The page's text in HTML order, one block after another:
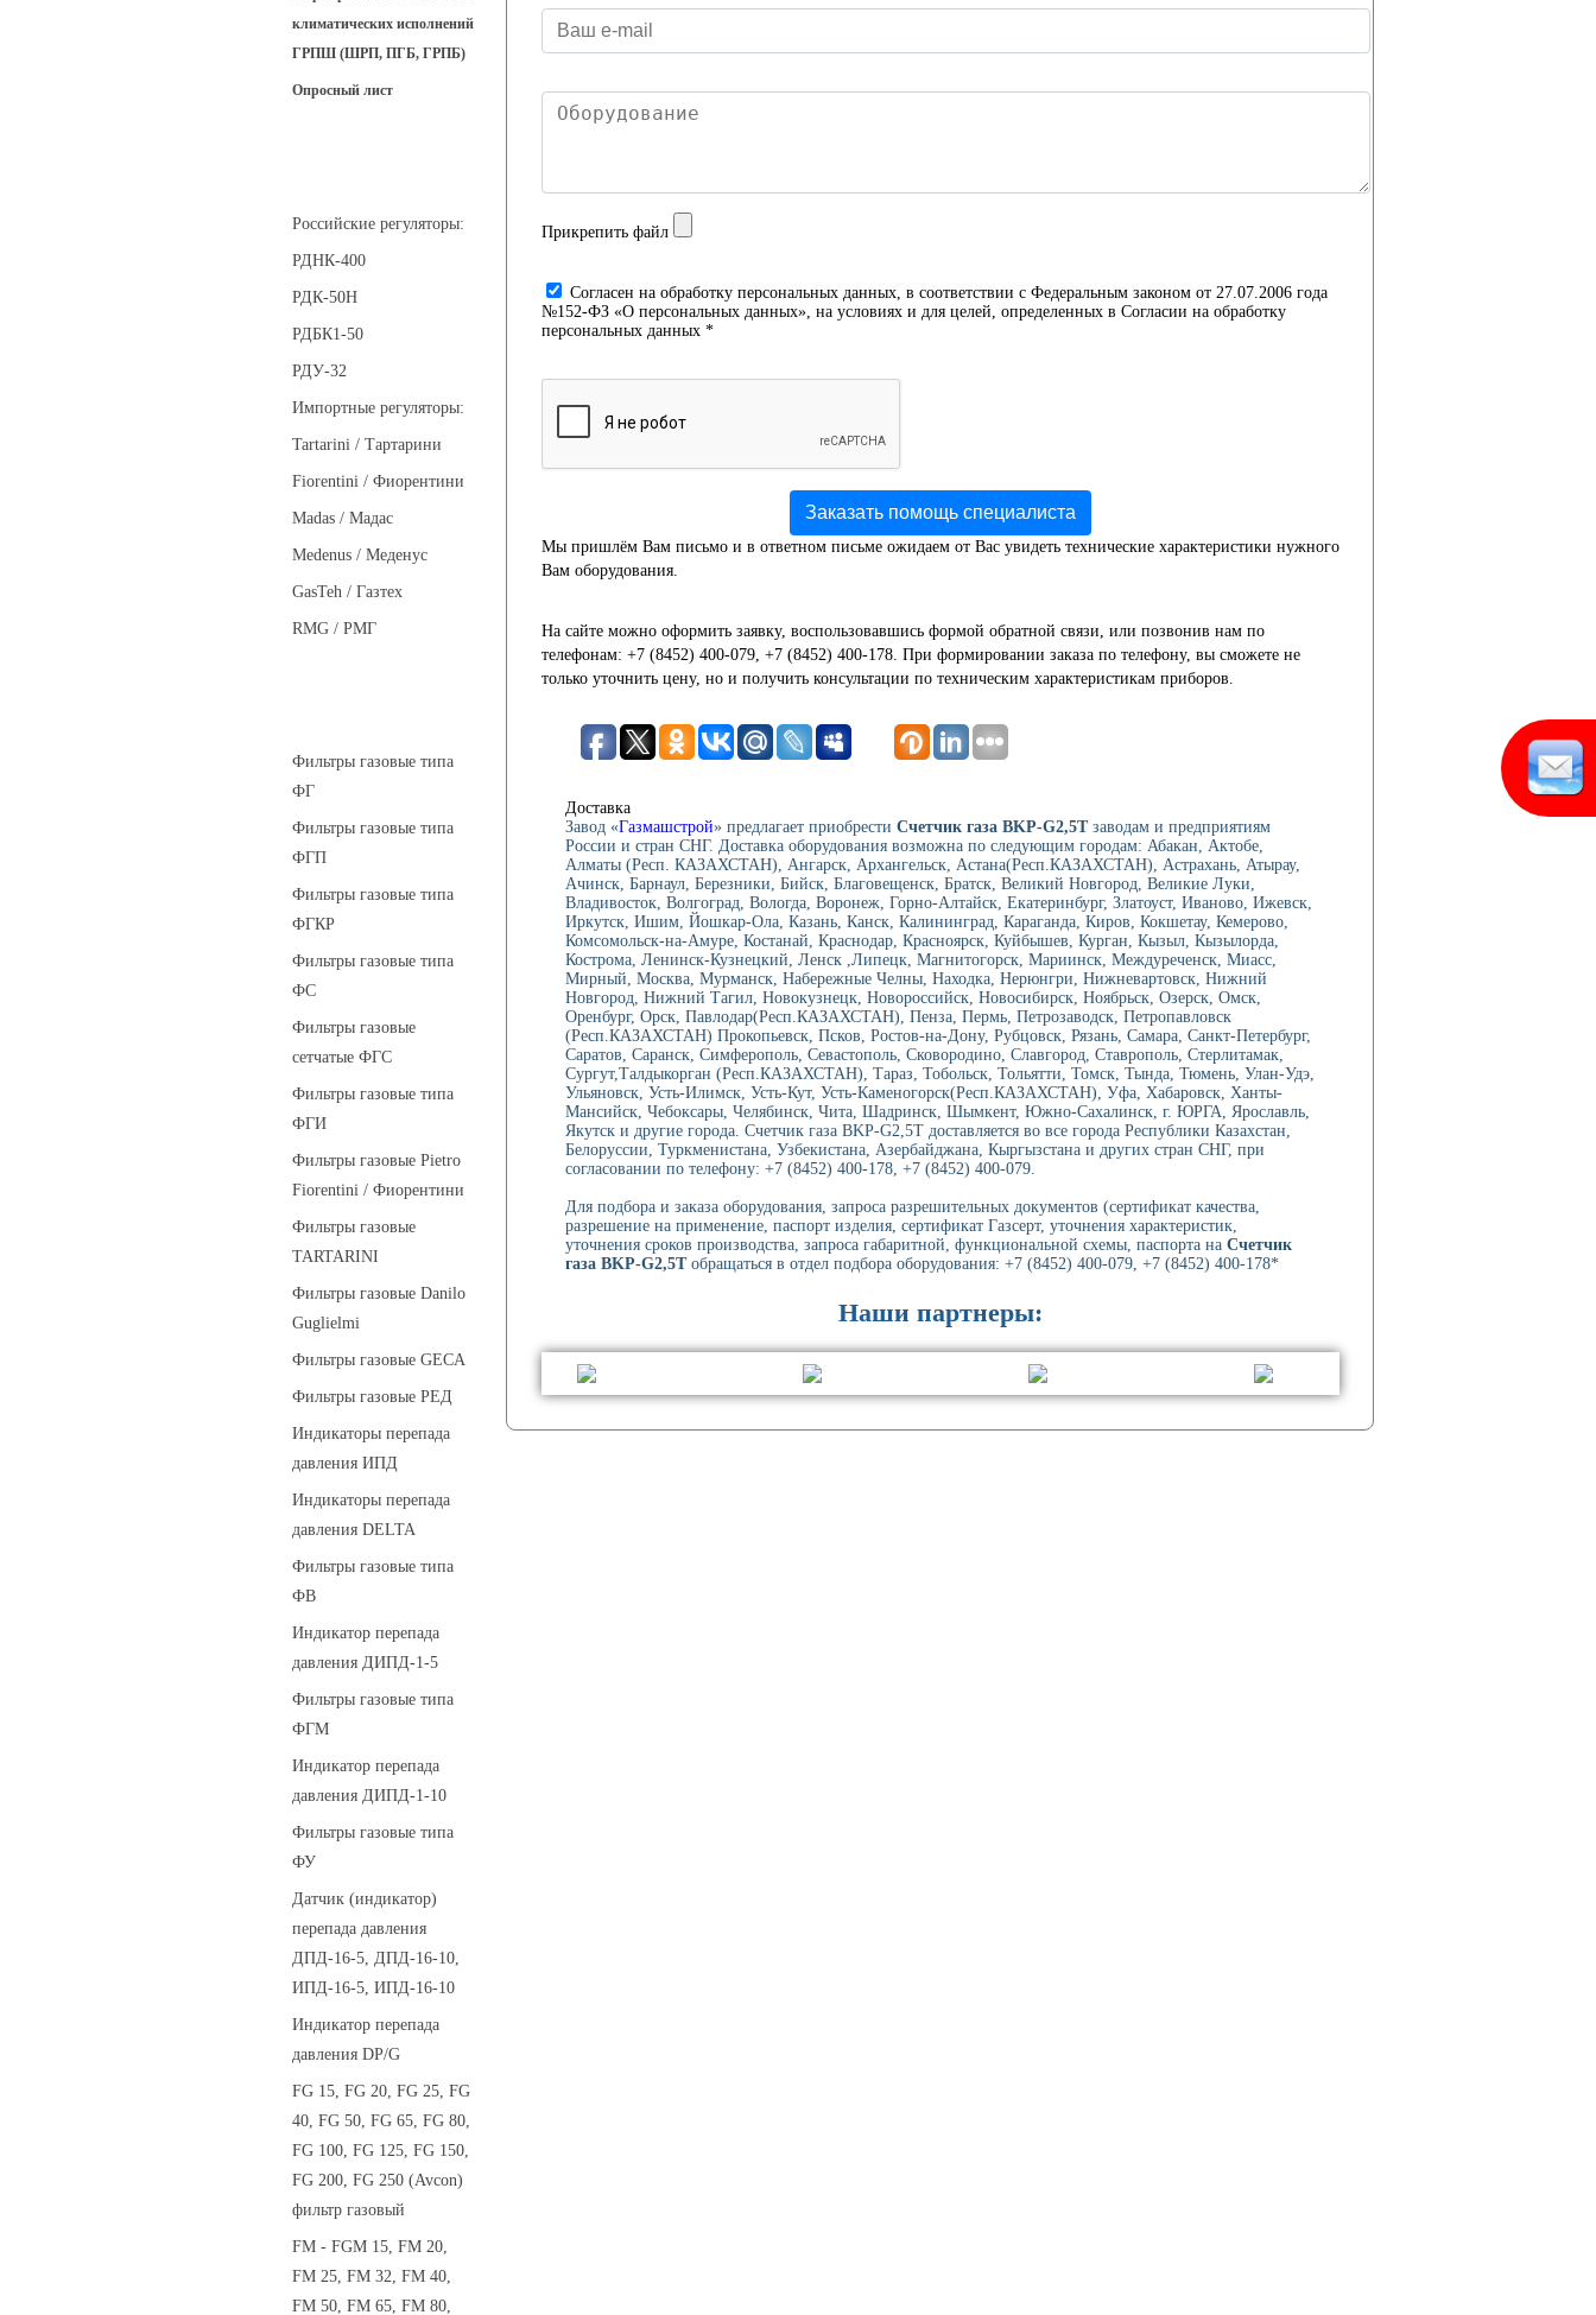
климатических исполнений
ГРПШ (ШРП, ПГБ, ГРПБ)
Опросный лист
Российские регуляторы:
РДНК-400
РДК-50Н
РДБК1-50
РДУ-32
Импортные регуляторы:
Tartarini / Тартарини
Fiorentini / Фиорентини
Madas / Мадас
Medenus / Меденус
GasTeh / Газтех
RMG / РМГ
Фильтры газовые типа
ФГ
Фильтры газовые типа
ФГП
Фильтры газовые типа
ФГКР
Фильтры газовые типа
ФС
Фильтры газовые
сетчатые ФГС
Фильтры газовые типа
ФГИ
Фильтры газовые Pietro
Fiorentini / Фиорентини
Фильтры газовые
TARTARINI
Фильтры газовые Danilo
Guglielmi
Фильтры газовые GECA
Фильтры газовые РЕД
Индикаторы перепада
давления ИПД
Индикаторы перепада
давления DELTA
Фильтры газовые типа
ФВ
Индикатор перепада
давления ДИПД-1-5
Фильтры газовые типа
ФГМ
Индикатор перепада
давления ДИПД-1-10
Фильтры газовые типа
ФУ
Датчик (индикатор)
перепада давления
ДПД-16-5, ДПД-16-10,
ИПД-16-5, ИПД-16-10
Индикатор перепада
давления DP/G
FG 15, FG 20, FG 25, FG
40, FG 50, FG 65, FG 80,
FG 100, FG 125, FG 150,
FG 200, FG 250 (Avcon)
фильтр газовый
FM - FGM 15, FM 20,
FM 25, FM 32, FM 40,
FM 50, FM 65, FM 80,
Прикрепить файл
Cогласен на обработку персональных данных, в соответствии с Федеральным законом от 27.07.2006 года
№152-ФЗ «О персональных данных», на условиях и для целей, определенных в Согласии на обработку
персональных данных *
Заказать помощь специалиста
Мы пришлём Вам письмо и в ответном письме ожидаем от Вас увидеть технические характеристики нужного
Вам оборудования.
На сайте можно оформить заявку, воспользовавшись формой обратной связи, или позвонив нам по
телефонам: +7 (8452) 400-079, +7 (8452) 400-178. При формировании заказа по телефону, вы сможете не
только уточнить цену, но и получить консультации по техническим характеристикам приборов.
Доставка
Завод «Газмашстрой» предлагает приобрести Счетчик газа BKP-G2,5Tзаводам и предприятиям
России и стран СНГ. Доставка оборудования возможна по следующим городам: Абакан, Актобе,
Алматы (Респ. КАЗАХСТАН), Ангарск, Архангельск, Астана(Респ.КАЗАХСТАН), Астрахань, Атырау,
Ачинск, Барнаул, Березники, Бийск, Благовещенск, Братск, Великий Новгород, Великие Луки,
Владивосток, Волгоград, Вологда, Воронеж, Горно-Алтайск, Екатеринбург, Златоуст, Иваново, Ижевск,
Иркутск, Ишим, Йошкар-Ола, Казань, Канск, Калининград, Караганда, Киров, Кокшетау, Кемерово,
Комсомольск-на-Амуре, Костанай, Краснодар, Красноярск, Куйбышев, Курган, Кызыл, Кызылорда,
Кострома, Ленинск-Кузнецкий, Ленск ,Липецк, Магнитогорск, Мариинск, Междуреченск, Миасс,
Мирный, Москва, Мурманск, Набережные Челны, Находка, Нерюнгри, Нижневартовск, Нижний
Новгород, Нижний Тагил, Новокузнецк, Новороссийск, Новосибирск, Ноябрьск, Озерск, Омск,
Оренбург, Орск, Павлодар(Респ.КАЗАХСТАН), Пенза, Пермь, Петрозаводск, Петропавловск
(Респ.КАЗАХСТАН) Прокопьевск, Псков, Ростов-на-Дону, Рубцовск, Рязань, Самара, Санкт-Петербург,
Саратов, Саранск, Симферополь, Севастополь, Сковородино, Славгород, Ставрополь, Стерлитамак,
Сургут,Талдыкорган (Респ.КАЗАХСТАН), Тараз, Тобольск, Тольятти, Томск, Тында, Тюмень, Улан-Удэ,
Ульяновск, Усть-Илимск, Усть-Кут, Усть-Каменогорск(Респ.КАЗАХСТАН), Уфа, Хабаровск, Ханты-
Мансийск, Чебоксары, Челябинск, Чита, Шадринск, Шымкент, Южно-Сахалинск, г. ЮРГА, Ярославль,
Якутск и другие города. Счетчик газа BKP-G2,5T доставляется во все города Республики Казахстан,
Белоруссии, Туркменистана, Узбекистана, Азербайджана, Кыргызстана и других стран СНГ, при
согласовании по телефону: +7 (8452) 400-178, +7 (8452) 400-079.
Для подбора и заказа оборудования, запроса разрешительных документов (сертификат качества,
разрешение на применение, паспорт изделия, сертификат Газсерт, уточнения характеристик,
уточнения сроков производства, запроса габаритной, функциональной схемы, паспорта на Счетчик
газа BKP-G2,5Tобращаться в отдел подбора оборудования: +7 (8452) 400-079, +7 (8452) 400-178*
Наши партнеры: